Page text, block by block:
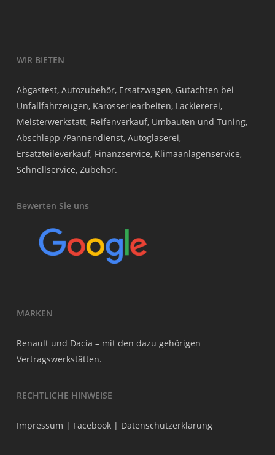
WIR BIETEN
Abgastest, Autozubehör, Ersatzwagen, Gutachten bei
Unfallfahrzeugen, Karosseriearbeiten, Lackiererei,
Meisterwerkstatt, Reifenverkauf, Umbauten und Tuning,
Abschlepp-/Pannendienst, Autoglaserei,
Ersatzteileverkauf, Finanzservice, Klimaanlagenservice,
Schnellservice, Zubehör.
Bewerten Sie uns
MARKEN
Renault und Dacia – mit den dazu gehörigen
Vertragswerkstätten.
RECHTLICHE HINWEISE
Impressum | Facebook| Datenschutzerklärung